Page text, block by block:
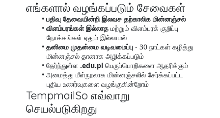
எங்களால் வழங்கப்படும் சேவைகள்
பதிவு தேவையின்றி இலவச தற்காலிக மின்னஞ்சல்
விளம்பரங்கள் இல்லாத மற்றும் விளம்பரக் குறிப்பு
நோக்கங்கள் ஏதும் இல்லாமல்
தனிமை முதன்மை வடிவமைப்பு - 30 நாட்கள் கழித்து
மின்னஞ்சல் தானாக அழிக்கப்படும்
தேர்ந்துள்ள .edu.pl பெருப்பொறிகளை ஆதரிக்கும்
அமைத்து மீள்நூலாக மின்னஞ்சலில் சேர்க்கப்பட்ட
புதிய உணர்வுகளை வழங்குகின்றோம்
TempmailSo எவ்வாறு
செயல்படுகிறது